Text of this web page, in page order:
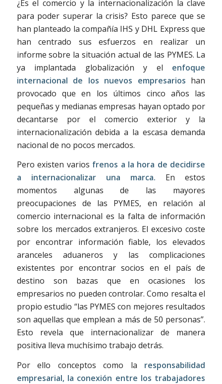
¿Es el comercio y la internacionalización la clave
para poder superar la crisis? Esto parece que se
han planteado la compañía IHS y DHL Express que
han centrado sus esfuerzos en realizar un
informe sobre la situación actual de las PYMES. La
ya implantada globalización y el enfoque
internacional de los nuevos empresarios han
provocado que en los últimos cinco años las
pequeñas y medianas empresas hayan optado por
decantarse por el comercio exterior y la
internacionalización debida a la escasa demanda
nacional de no pocos mercados.
Pero existen varios frenos a la hora de decidirse
a internacionalizar una marca. En estos
momentos algunas de las mayores
preocupaciones de las PYMES, en relación al
comercio internacional es la falta de información
sobre los mercados extranjeros. El excesivo coste
por encontrar información fiable, los elevados
aranceles aduaneros y las complicaciones
existentes por encontrar socios en el país de
destino son bazas que en ocasiones los
empresarios no pueden controlar. Como resalta el
propio estudio “las PYMES con mejores resultados
son aquellas que emplean a más de 50 personas”.
Esto revela que internacionalizar de manera
positiva lleva muchísimo trabajo detrás.
Por ello conceptos como la responsabilidad
empresarial, la conexión entre los trabajadores